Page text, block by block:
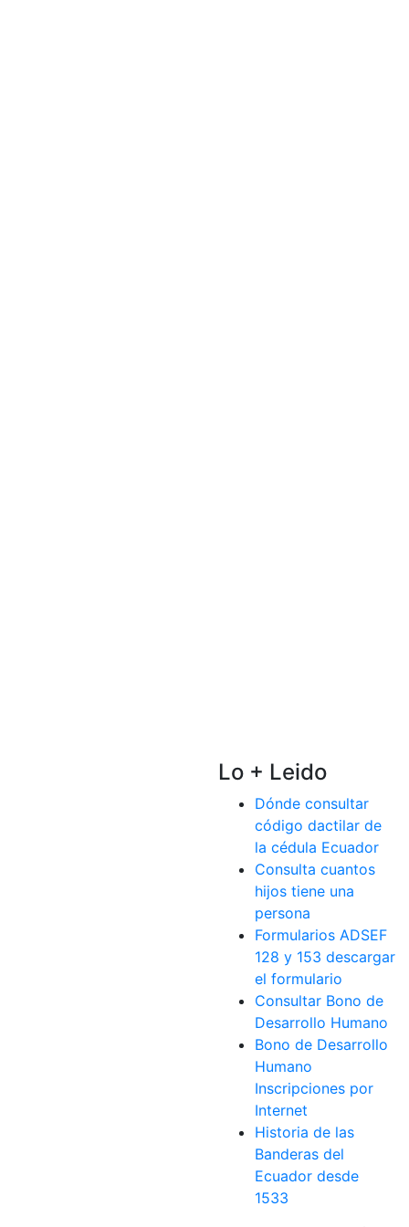
Lo + Leido
Dónde consultar
código dactilar de
la cédula Ecuador
Consulta cuantos
hijos tiene una
persona
Formularios ADSEF
128 y 153 descargar
el formulario
Consultar Bono de
Desarrollo Humano
Bono de Desarrollo
Humano
Inscripciones por
Internet
Historia de las
Banderas del
Ecuador desde
1533